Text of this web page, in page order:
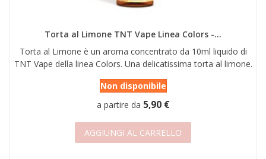
Torta al Limone TNT Vape Linea Colors -...
Torta al Limone è un aroma concentrato da 10ml liquido di
TNT Vape della linea Colors. Una delicatissima torta al limone.
Non disponibile
a partire da 5,90 €
AGGIUNGI AL CARRELLO